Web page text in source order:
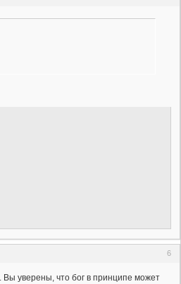
6
Вы уверены, что бог в принципе может